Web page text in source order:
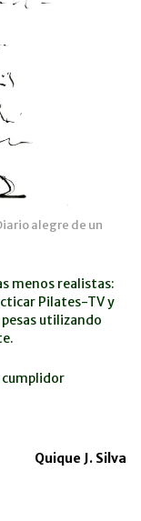
alegre de un
menos realistas:
Pilates-TV y
utilizando
cumplidor
Quique J. Silva